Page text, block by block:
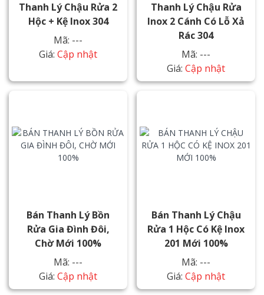
Thanh Lý Chậu Rửa 2
Hộc + Kệ Inox 304
Mã: ---
Giá: Cập nhật
Thanh Lý Chậu Rửa
Inox 2 Cánh Có Lỗ Xả
Rác 304
Mã: ---
Giá: Cập nhật
Bán Thanh Lý Bồn
Rửa Gia Đình Đôi,
Chờ Mới 100%
Mã: ---
Giá: Cập nhật
Bán Thanh Lý Chậu
Rửa 1 Hộc Có Kệ Inox
201 Mới 100%
Mã: ---
Giá: Cập nhật